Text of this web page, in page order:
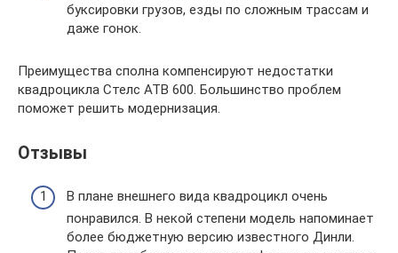
буксировки грузов, езды по сложным трассам и
даже гонок.
Преимущества сполна компенсируют недостатки
квадроцикла Стелс АТВ 600. Большинство проблем
поможет решить модернизация.
Отзывы
В плане внешнего вида квадроцикл очень
понравился. В некой степени модель напоминает
более бюджетную версию известного Динли.